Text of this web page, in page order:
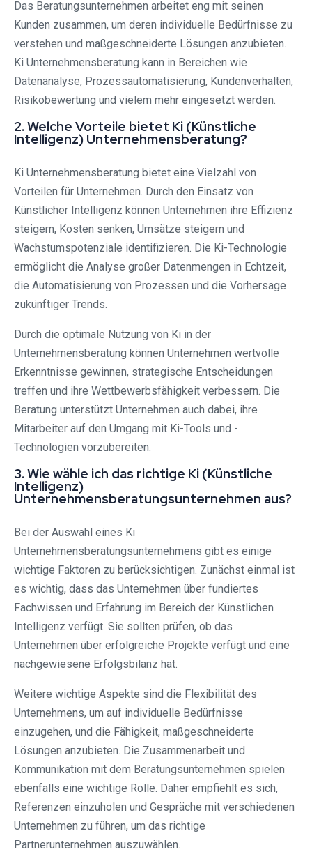
Das Beratungsunternehmen arbeitet eng mit seinen
Kunden zusammen, um deren individuelle Bedürfnisse zu
verstehen und maßgeschneiderte Lösungen anzubieten.
Ki Unternehmensberatung kann in Bereichen wie
Datenanalyse, Prozessautomatisierung, Kundenverhalten,
Risikobewertung und vielem mehr eingesetzt werden.
2. Welche Vorteile bietet Ki (Künstliche
Intelligenz) Unternehmensberatung?
Ki Unternehmensberatung bietet eine Vielzahl von
Vorteilen für Unternehmen. Durch den Einsatz von
Künstlicher Intelligenz können Unternehmen ihre Effizienz
steigern, Kosten senken, Umsätze steigern und
Wachstumspotenziale identifizieren. Die Ki-Technologie
ermöglicht die Analyse großer Datenmengen in Echtzeit,
die Automatisierung von Prozessen und die Vorhersage
zukünftiger Trends.
Durch die optimale Nutzung von Ki in der
Unternehmensberatung können Unternehmen wertvolle
Erkenntnisse gewinnen, strategische Entscheidungen
treffen und ihre Wettbewerbsfähigkeit verbessern. Die
Beratung unterstützt Unternehmen auch dabei, ihre
Mitarbeiter auf den Umgang mit Ki-Tools und -
Technologien vorzubereiten.
3. Wie wähle ich das richtige Ki (Künstliche
Intelligenz)
Unternehmensberatungsunternehmen aus?
Bei der Auswahl eines Ki
Unternehmensberatungsunternehmens gibt es einige
wichtige Faktoren zu berücksichtigen. Zunächst einmal ist
es wichtig, dass das Unternehmen über fundiertes
Fachwissen und Erfahrung im Bereich der Künstlichen
Intelligenz verfügt. Sie sollten prüfen, ob das
Unternehmen über erfolgreiche Projekte verfügt und eine
nachgewiesene Erfolgsbilanz hat.
Weitere wichtige Aspekte sind die Flexibilität des
Unternehmens, um auf individuelle Bedürfnisse
einzugehen, und die Fähigkeit, maßgeschneiderte
Lösungen anzubieten. Die Zusammenarbeit und
Kommunikation mit dem Beratungsunternehmen spielen
ebenfalls eine wichtige Rolle. Daher empfiehlt es sich,
Referenzen einzuholen und Gespräche mit verschiedenen
Unternehmen zu führen, um das richtige
Partnerunternehmen auszuwählen.